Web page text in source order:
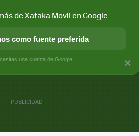
Y SOCIEDAD APLICACIONES
×
de Xataka Movil en Google
como fuente preferida
una cuenta de Google